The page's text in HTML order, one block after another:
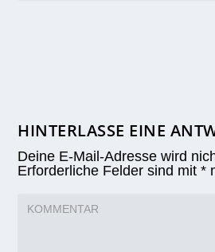
HINTERLASSE EINE
Deine E-Mail-Adresse wird
Erforderliche Felder sind mit*